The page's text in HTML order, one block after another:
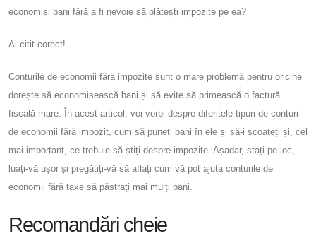
economisi bani fără a fi nevoie să plătești impozite pe ea?
Ai citit corect!
Conturile de economii fără impozite sunt o mare problemă pentru oricine
dorește să economisească bani și să evite să primească o factură
fiscală mare. În acest articol, voi vorbi despre diferitele tipuri de conturi
de economii fără impozit, cum să puneți bani în ele și să-i scoateți și, cel
mai important, ce trebuie să știți despre impozite. Așadar, stați pe loc,
luați-vă ușor și pregătiți-vă să aflați cum vă pot ajuta conturile de
economii fără taxe să păstrați mai mulți bani.
Recomandări cheie